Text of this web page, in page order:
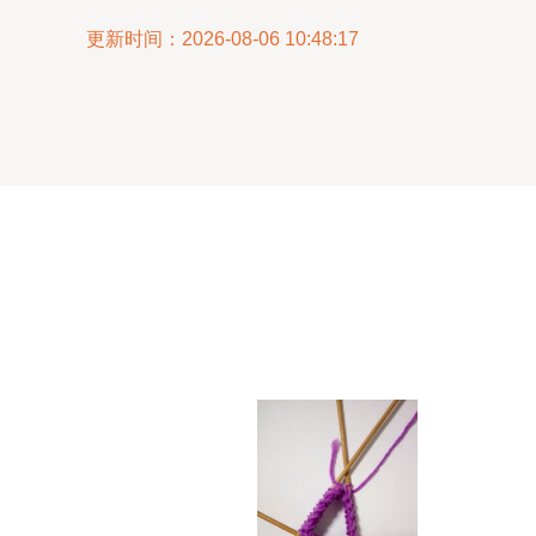
更新时间：2026-08-06 10:48:17